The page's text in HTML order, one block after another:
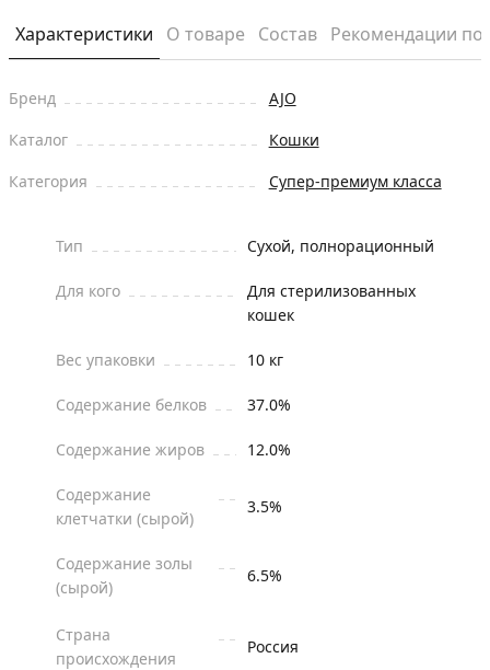
Характеристики О товаре Состав Рекомендации
Бренд
AJO
Каталог
Кошки
Категория
Супер-премиум класса
Тип Сухой, полнорационный
Для кого
Для стерилизованных
кошек
Вес упаковки 10 кг
Содержание белков 37.0%
Содержание жиров 12.0%
Содержание
клетчатки (сырой)
3.5%
Содержание золы
(сырой)
6.5%
Страна
происхождения
Россия